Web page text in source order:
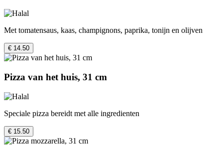
Met tomatensaus, kaas, champignons, paprika, tonijn en olijven
€ 14.50
Pizza van het huis, 31 cm
Speciale pizza bereidt met alle ingredienten
€ 15.50